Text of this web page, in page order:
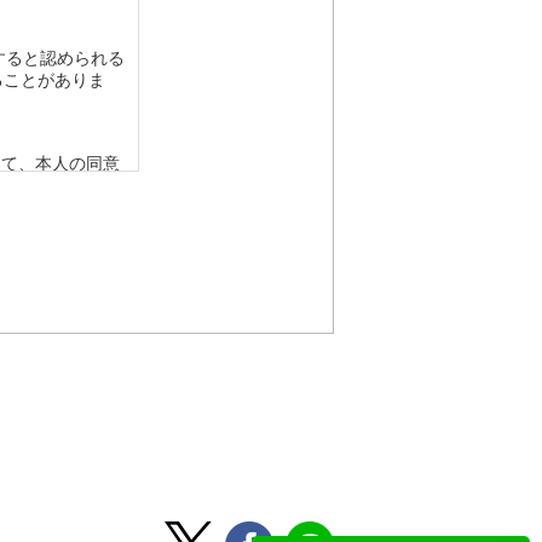
と認められる
とがありま
、本人の同意
ある場合であ
定める事務を
同意を得るこ
募者の同意を
法的な手続き
範囲におい
じめご了承く